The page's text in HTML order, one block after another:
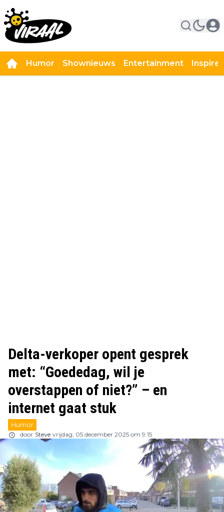
Humor Shownieuws Entertainment
Delta-verkoper opent gesprek
met: “Goededag, wil je
overstappen of niet?” – en
internet gaat stuk
Humor
door Steve vrijdag, 05 december 2025 om 9:15